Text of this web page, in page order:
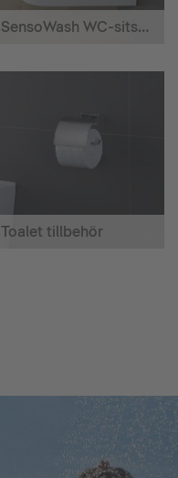
SensoWash WC-sits med hygiendusch
Toalet tillbehör